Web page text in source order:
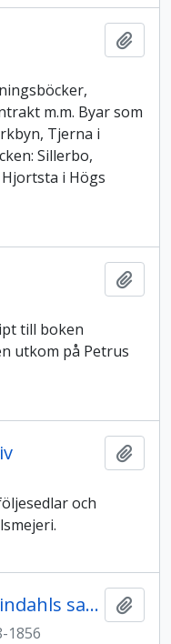
m.m. Byar som
Tjerna i
Sillerbo,
i Högs
till boken
utkom på Petrus
och
Delsbo socken: Anders Lindahls samling
1856